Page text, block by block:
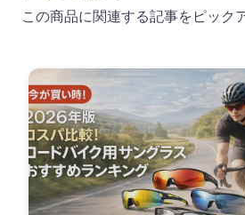
この商品に関連する記事をピック